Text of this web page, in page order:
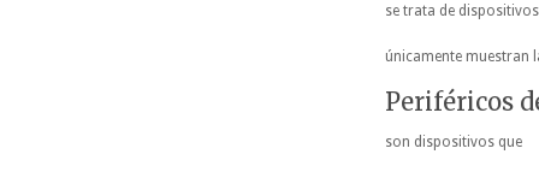
se trata de
únicamente muestran
Periféricos
son dispositivos que